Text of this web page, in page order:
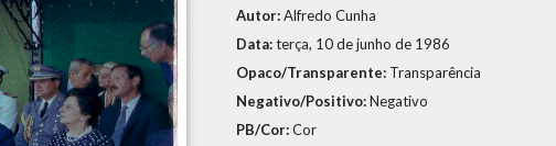
Autor:Alfredo Cunha
Data:terça, 10 de junho de 1986
Opaco/Transparente: Transparência
Negativo/Positivo:Negativo
PB/Cor:Cor